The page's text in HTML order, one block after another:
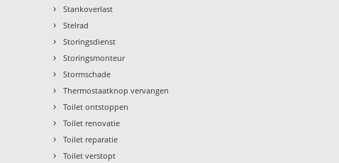
› Stankoverlast
› Stelrad
› Storingsdienst
› Storingsmonteur
› Stormschade
› Thermostaatknop vervangen
› Toilet ontstoppen
› Toilet renovatie
› Toilet reparatie
› Toilet verstopt